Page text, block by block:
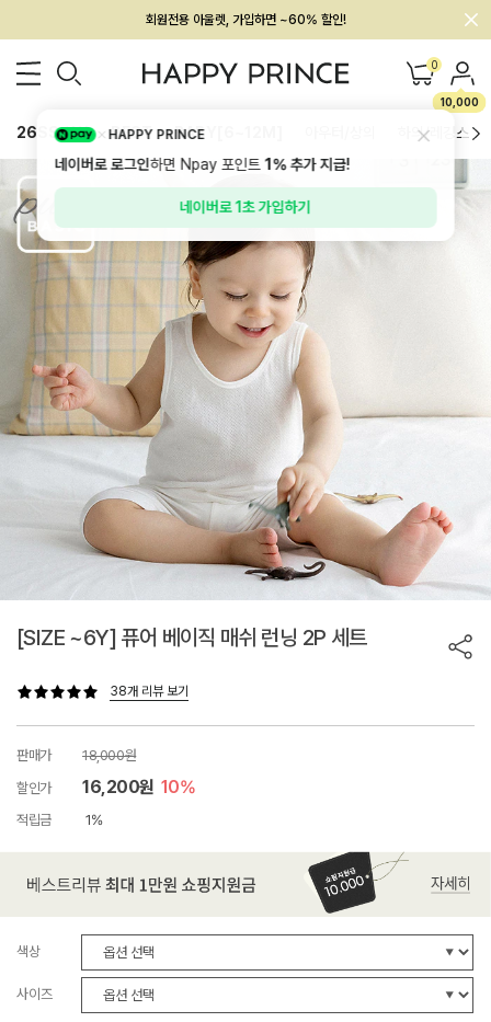
회원전용 아울렛, 가입하면 ~60% 할인!
멤버십 최대 28,000원 혜택 0
10,000
26SS 신상 BEST BABY[6~12M] 하의/레깅스
[SIZE ~6Y] 퓨어 베이직 매쉬 런닝 2P 세트
38개 리뷰 보기
판매가
18,000원
할인가
16,200원 10%
적립금 1%
색상
사이즈
HAPPY PRINCE
네이버로 로그인하면 Npay 포인트1%추가 지급!
네이버로 1초 가입하기